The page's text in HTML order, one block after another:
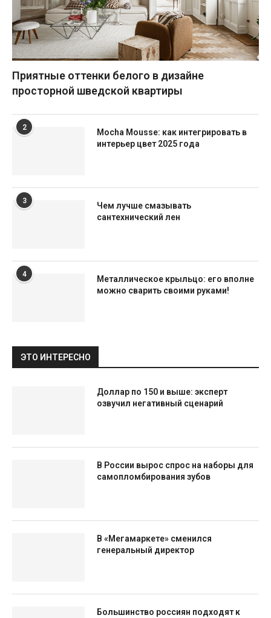
Приятные оттенки белого в дизайне
просторной шведской квартиры
2
Mocha Mousse: как интегрировать в
интерьер цвет 2025 года
3
Чем лучше смазывать
сантехнический лен
4
Металлическое крыльцо: его вполне
можно сварить своими руками!
ЭТО ИНТЕРЕСНО
Доллар по 150 и выше: эксперт
озвучил негативный сценарий
В России вырос спрос на наборы для
самопломбирования зубов
В «Мегамаркете» сменился
генеральный директор
Большинство россиян подходят к